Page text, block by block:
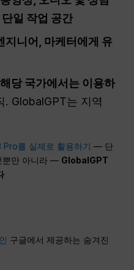
일 작업 공간
지니어, 마케터에게 유
해당 국가에서는 이용하
. GlobalGPT는 지역
Pro를 실제로 활용하기 — 단
뿐만 아니라 — GlobalGPT
구글에서 제공하는 숨겨진